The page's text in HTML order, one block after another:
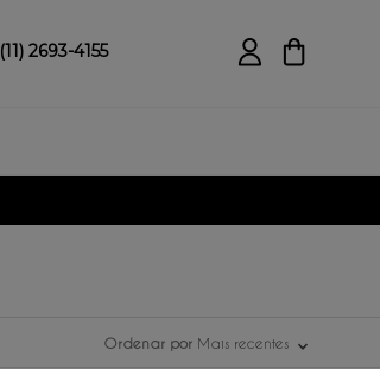
(11) 2693-4155
Ordenar por Mais recentes